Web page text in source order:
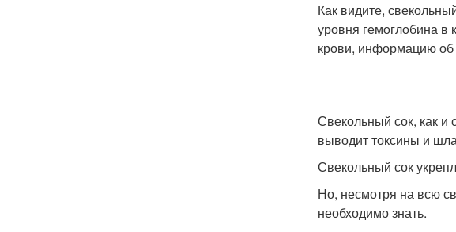
Как видите,
уровня гемоглобина в
крови, информацию об
Свекольный сок, как и
выводит токсины и
Свекольный сок
Но, несмотря на всю
необходимо знать.